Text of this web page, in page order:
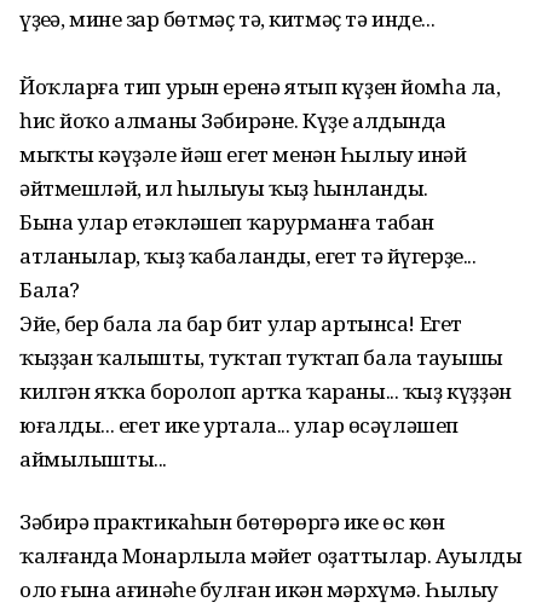
үҙеңә, минең зар бөтмәҫ тә, китмәҫ тә инде...
Йоҡларға тип урын еренә ятып күҙен йомһа ла,
һис йоҡо алманы Зәбирәне. Күҙе алдында
мыҡты кәүҙәле йәш егет менән Һылыу инәй
әйтмешләй, ил һылыуы ҡыҙ һынланды.
Бына улар етәкләшеп ҡарурманға табан
атланылар, ҡыҙ ҡабаланды, егет тә йүгерҙе...
Бала?
Эйе, бер бала ла бар бит улар артынса! Егет
ҡыҙҙан ҡалышты, туҡтап туҡтап бала тауышы
килгән яҡҡа боролоп артҡа ҡараны... ҡыҙ күҙҙән
юғалды... егет ике уртала... улар өсәүләшеп
аймылышты...
Зәбирә практикаһын бөтөрөргә ике өс көн
ҡалғанда Монарлыла мәйет оҙаттылар. Ауылдың
оло ғына ағинәһе булған икән мәрхүмә. Һылыу